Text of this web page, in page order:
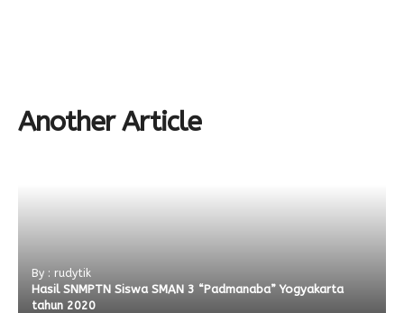
Another Article
By : rudytik
Hasil SNMPTN Siswa SMAN 3 “Padmanaba” Yogyakarta
tahun 2020